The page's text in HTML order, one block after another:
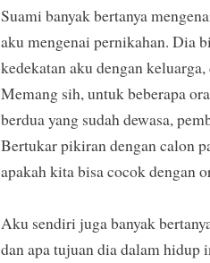
Suami banyak bertanya
aku mengenai pernikahan. Dia
kedekatan aku dengan
Memang sih, untuk beberapa
berdua yang sudah dewasa,
Bertukar pikiran dengan calon
apakah kita bisa cocok dengan
Aku sendiri juga banyak
dan apa tujuan dia dalam hidup